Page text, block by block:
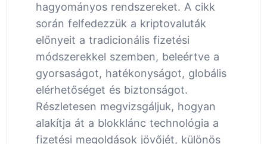
hagyományos rendszereket. A cikk
során felfedezzük a kriptovaluták
előnyeit a tradicionális fizetési
módszerekkel szemben, beleértve a
gyorsaságot, hatékonyságot, globális
elérhetőséget és biztonságot.
Részletesen megvizsgáljuk, hogyan
alakítja át a blokklánc technológia a
fizetési megoldások jövőjét, különös